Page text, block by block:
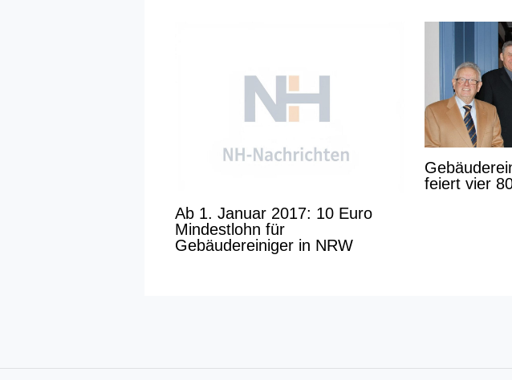
Ab 1. Januar 2017: 10 Euro
Mindestlohn für
Gebäudereiniger in NRW
feiert vier